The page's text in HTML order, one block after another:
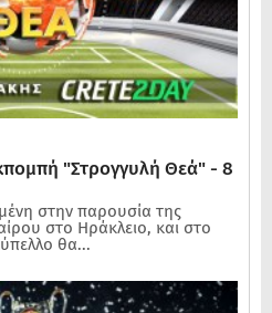
"Στρογγυλή Θεά" - 8
στην παρουσία της
στο Ηράκλειο, και στο
θα...